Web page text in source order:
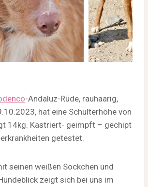
-Andaluz-Rüde, rauhaarig,
hat eine Schulterhöhe von
14kg. Kastriert- geimpft – gechipt
getestet.
seinen weißen Söckchen und
zeigt sich bei uns im